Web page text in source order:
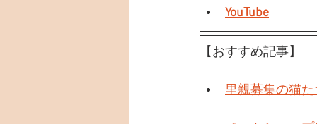
YouTube
【おすすめ記事】
里親募集の猫た